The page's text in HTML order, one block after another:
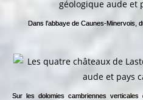
Dans l’abbaye de Caunes-Minervois,
Sur les dolomies cambriennes